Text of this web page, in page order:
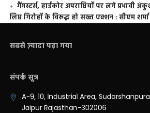
गैंगस्टर्स, हार्डकोर अपराधियों पर लगे प्रभावी
लिप्त गिरोहों के विरूद्ध हो सख्त एक्शन : सीएम शर्मा
सबसे ज़्यादा पढ़ा गया
संपर्क सूत्र
A-9, 10, Industrial Area,
Jaipur Rajasthan-302006